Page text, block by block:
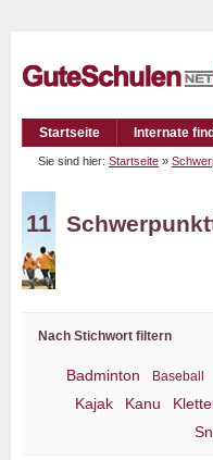
Startseite Internate
Sie sind hier: Startseite »
11
Nach Stichwort filtern
Badminton Baseball
Kajak Kanu